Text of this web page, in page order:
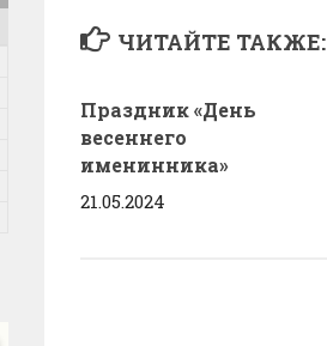
ЧИТАЙТЕ ТАКЖЕ:
Праздник «День
весеннего
именинника»
21.05.2024